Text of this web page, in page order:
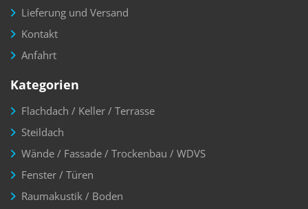
Lieferung und Versand
Kontakt
Anfahrt
Kategorien
Flachdach / Keller / Terrasse
Steildach
Wände / Fassade / Trockenbau / WDVS
Fenster / Türen
Raumakustik / Boden